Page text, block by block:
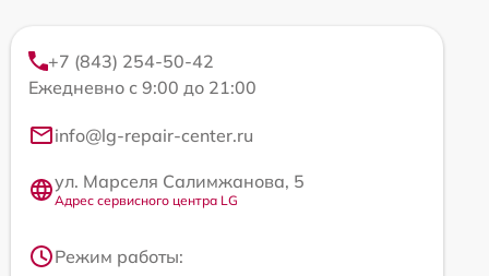
+7 (843) 254-50-42
Ежедневно с 9:00 до 21:00
info@lg-repair-center.ru
ул. Марселя Салимжанова, 5
Адрес сервисного центра LG
Режим работы: